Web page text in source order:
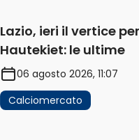
Lazio, ieri il vertice per
Hautekiet: le ultime
06 agosto 2026, 11:07
Calciomercato